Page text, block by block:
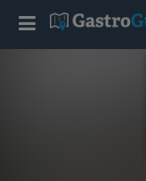
T